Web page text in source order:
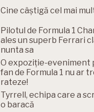
Cine câștigă cel mai
Pilotul de Formula 1
ales un superb Ferrari
nunta sa
O expoziție-eveniment
fan de Formula 1 nu ar
rateze!
Tyrrell, echipa care a
o baracă